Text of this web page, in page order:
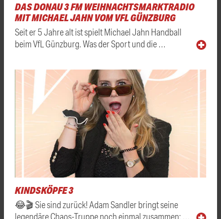
DAS DONAU 3 FM WEIHNACHTSMARKTRADIO
MIT MICHAEL JAHN VOM VFL GÜNZBURG
Seit er 5 Jahre alt ist spielt Michael Jahn Handball
beim VfL Günzburg. Was der Sport und die …
KINDSKÖPFE 3
😂🎬 Sie sind zurück! Adam Sandler bringt seine
legendäre Chaos-Truppe noch einmal zusammen: …